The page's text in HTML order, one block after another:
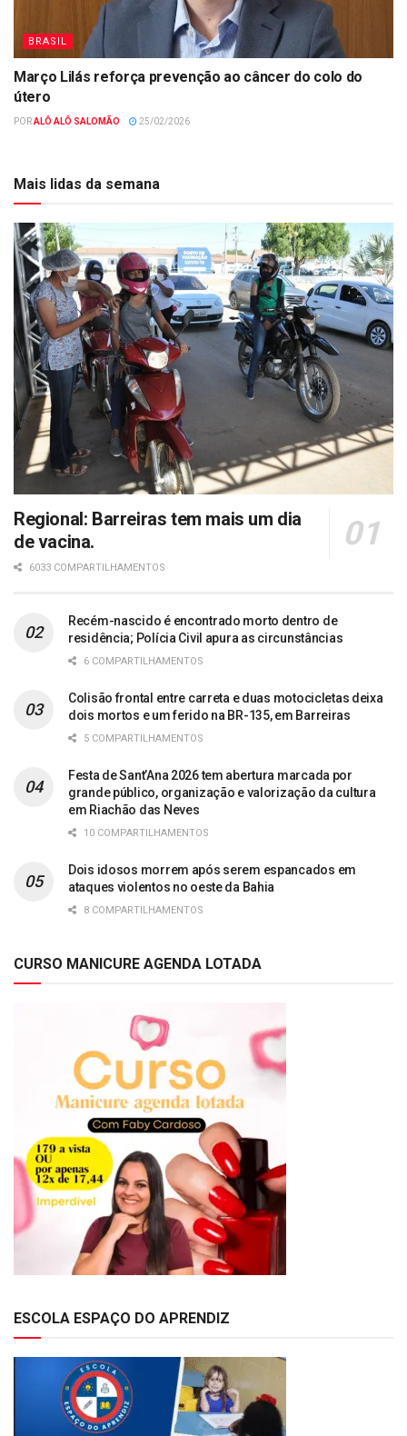
BRASIL
Março Lilás reforça prevenção ao câncer do colo do
útero
PORALÔ ALÔ SALOMÃO 25/02/2026
Mais lidas da semana
Regional: Barreiras tem mais um dia
de vacina.
6033 COMPARTILHAMENTOS
Recém-nascido é encontrado morto dentro de
residência; Polícia Civil apura as circunstâncias
6 COMPARTILHAMENTOS
Colisão frontal entre carreta e duas motocicletas deixa
dois mortos e um ferido na BR-135, em Barreiras
5 COMPARTILHAMENTOS
Festa de Sant’Ana 2026 tem abertura marcada por
grande público, organização e valorização da cultura
em Riachão das Neves
10 COMPARTILHAMENTOS
Dois idosos morrem após serem espancados em
ataques violentos no oeste da Bahia
8 COMPARTILHAMENTOS
CURSO MANICURE AGENDA LOTADA
ESCOLA ESPAÇO DO APRENDIZ